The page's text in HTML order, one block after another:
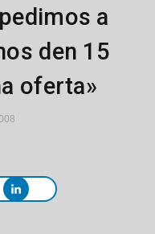
a
den 15
oferta»